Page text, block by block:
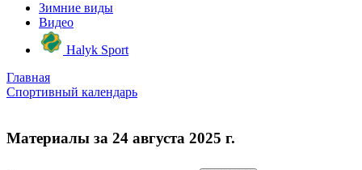
Зимние виды
Видео
Halyk Sport
Главная
Спортивный календарь
Материалы за 24 августа 2025 г.